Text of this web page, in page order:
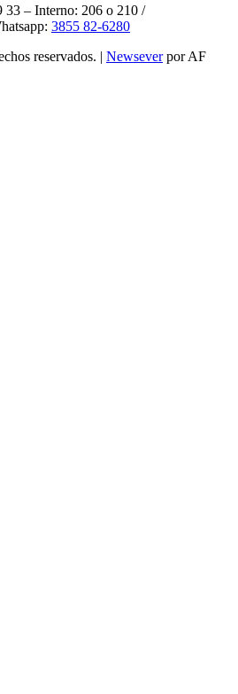
33 – Interno: 206 o 210 /
3855 82-6280
reservados. | Newseverpor AF